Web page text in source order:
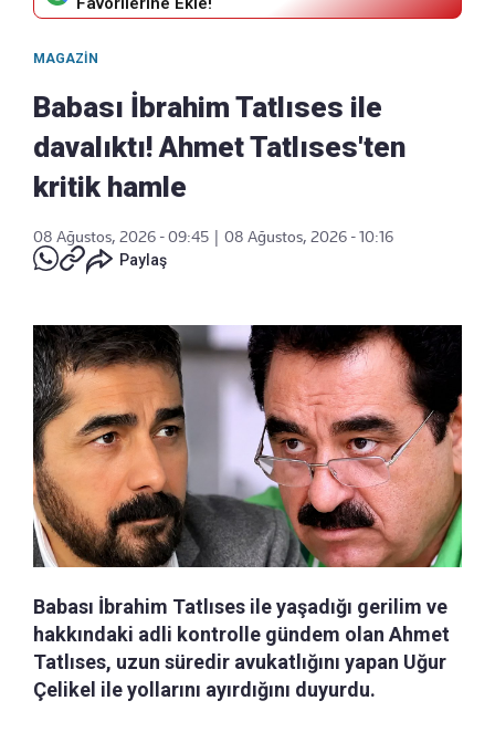
MAGAZIN
Babası İbrahim Tatlıses ile
davalıktı! Ahmet Tatlıses'ten
kritik hamle
08 Ağustos, 2026 - 09:45
08 Ağustos, 2026 - 10:16
Paylaş
Babası İbrahim Tatlıses ile yaşadığı gerilim ve
hakkındaki adli kontrolle gündem olan Ahmet
Tatlıses, uzun süredir avukatlığını yapan Uğur
Çelikel ile yollarını ayırdığını duyurdu.